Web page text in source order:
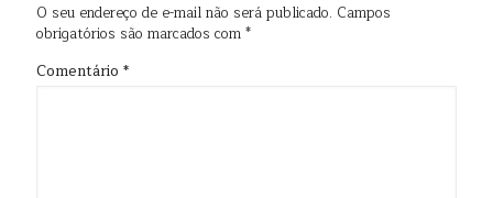
O seu endereço de e-mail não será publicado. Campos
obrigatórios são marcados com*
Comentário *